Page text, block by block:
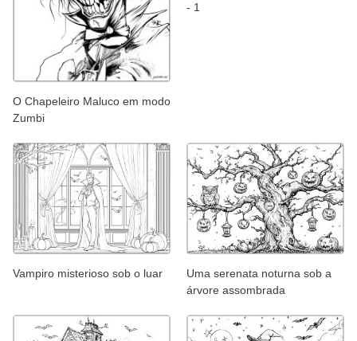
O Chapeleiro Maluco em modo
Zumbi
- 1
Vampiro misterioso sob o luar
Uma serenata noturna sob a
árvore assombrada